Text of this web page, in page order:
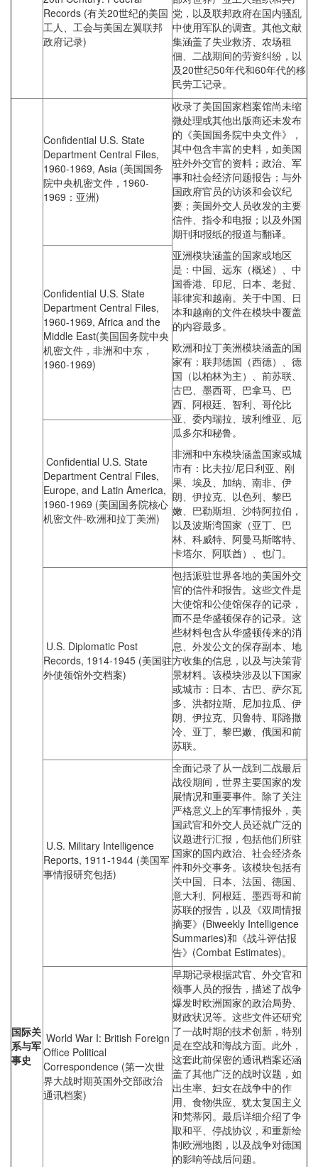
Records (有关20世纪的美国
工人、工会与美国左翼联邦
政府记录)
党，以及联邦政府在国内骚乱
中使用军队的调查。其他文献
集涵盖了失业救济、农场租
佃、二战期间的劳资纠纷，以
及20世纪50年代和60年代的移
民劳工记录。
国际关
系与军
事史
Confidential U.S. State
Department Central Files,
1960-1969, Asia (美国国务
院中央机密文件，1960-
1969：亚洲)
收录了美国国家档案馆尚未缩
微处理或其他出版商还未发布
的《美国国务院中央文件》，
其中包含丰富的史料，如美国
驻外外交官的资料；政治、军
事和社会经济问题报告；与外
国政府官员的访谈和会议纪
要；美国外交人员收发的主要
信件、指令和电报；以及外国
期刊和报纸的报道与翻译。
亚洲模块涵盖的国家或地区
是：中国、远东（概述）、中
国香港、印尼、日本、老挝、
菲律宾和越南。关于中国、日
本和越南的文件在模块中覆盖
的内容最多。
欧洲和拉丁美洲模块涵盖的国
家有：联邦德国（西德）、德
国（以柏林为主）、前苏联、
古巴、墨西哥、巴拿马、巴
西、阿根廷、智利、哥伦比
亚、委内瑞拉、玻利维亚、厄
瓜多尔和秘鲁。
非洲和中东模块涵盖国家或城
市有：比夫拉/尼日利亚、刚
果、埃及、加纳、南非、伊
朗、伊拉克、以色列、黎巴
嫩、巴勒斯坦、沙特阿拉伯，
以及波斯湾国家（亚丁、巴
林、科威特、阿曼马斯喀特、
卡塔尔、阿联酋）、也门。
Confidential U.S. State
Department Central Files,
1960-1969, Africa and the
Middle East(美国国务院中央
机密文件，非洲和中东，
1960-1969)
Confidential U.S. State
Department Central Files,
Europe, and Latin America,
1960-1969 (美国国务院核心
机密文件‐欧洲和拉丁美洲)
U.S. Diplomatic Post
Records, 1914-1945 (美国驻
外使领馆外交档案)
包括派驻世界各地的美国外交
官的信件和报告。这些文件是
大使馆和公使馆保存的记录，
而不是华盛顿保存的记录。这
些材料包含从华盛顿传来的消
息、外发公文的保存副本、地
方收集的信息，以及与决策背
景材料。该模块涉及以下国家
或城市：日本、古巴、萨尔瓦
多、洪都拉斯、尼加拉瓜、伊
朗、伊拉克、贝鲁特、耶路撒
冷、亚丁、黎巴嫩、俄国和前
苏联。
U.S. Military Intelligence
Reports, 1911-1944 (美国军
事情报研究包括)
全面记录了从一战到二战最后
战役期间，世界主要国家的发
展情况和重要事件。除了关注
严格意义上的军事情报外，美
国武官和外交人员还就广泛的
议题进行汇报，包括他们所驻
国家的国内政治、社会经济条
件和外交事务。该模块包括有
关中国、日本、法国、德国、
意大利、阿根廷、墨西哥和前
苏联的报告，以及《双周情报
摘要》(Biweekly Intelligence
Summaries)和《战斗评估报
告》(Combat Estimates)。
World War I: British Foreign
Office Political
Correspondence (第一次世
界大战时期英国外交部政治
通讯档案)
早期记录根据武官、外交官和
领事人员的报告，描述了战争
爆发时欧洲国家的政治局势、
财政状况等。这些文件还研究
了一战时期的技术创新，特别
是在空战和海战方面。此外，
这套此前保密的通讯档案还涵
盖了其他广泛的战时议题，如
出生率、妇女在战争中的作
用、食物供应、犹太复国主义
和梵蒂冈。最后详细介绍了争
取和平、停战协议，和重新绘
制欧洲地图，以及战争对德国
的影响等战后问题。